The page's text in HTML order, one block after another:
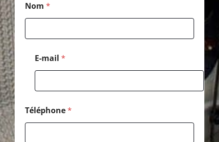
Nom *
E-mail *
Téléphone*
m
l
d
e
o
m